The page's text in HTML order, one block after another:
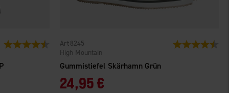
Bewertung: 4.2 von 5 Sternen
Gummistiefel Skärhamn Grün
High Mountain
8245
24,95 €
Bewertung: